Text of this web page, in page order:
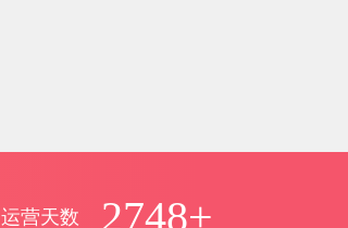
运营天数 2748+